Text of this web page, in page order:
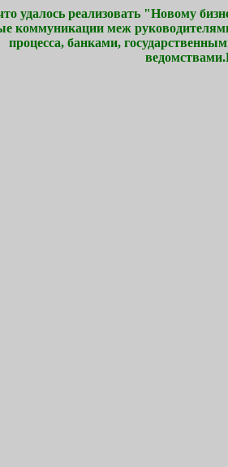
удалось реализовать "Новому
коммуникации меж
процесса, банками,